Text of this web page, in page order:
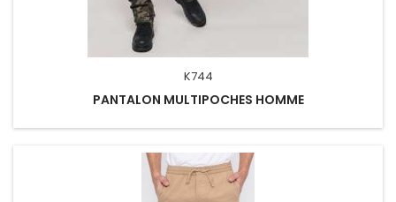
K744
PANTALON MULTIPOCHES HOMME